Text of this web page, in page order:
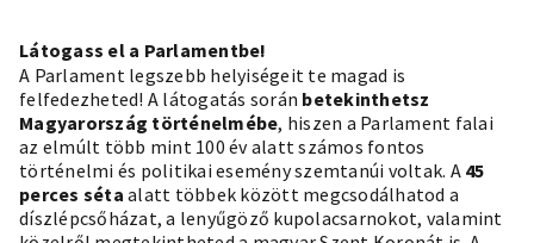
Látogass el a Parlamentbe!
A Parlament legszebb helyiségeit te magad is
felfedezheted! A látogatás során betekinthetsz
Magyarország történelmébe, hiszen a Parlament falai
az elmúlt több mint 100 év alatt számos fontos
történelmi és politikai esemény szemtanúi voltak. A 45
perces séta alatt többek között megcsodálhatod a
díszlépcsőházat, a lenyűgöző kupolacsarnokot, valamint